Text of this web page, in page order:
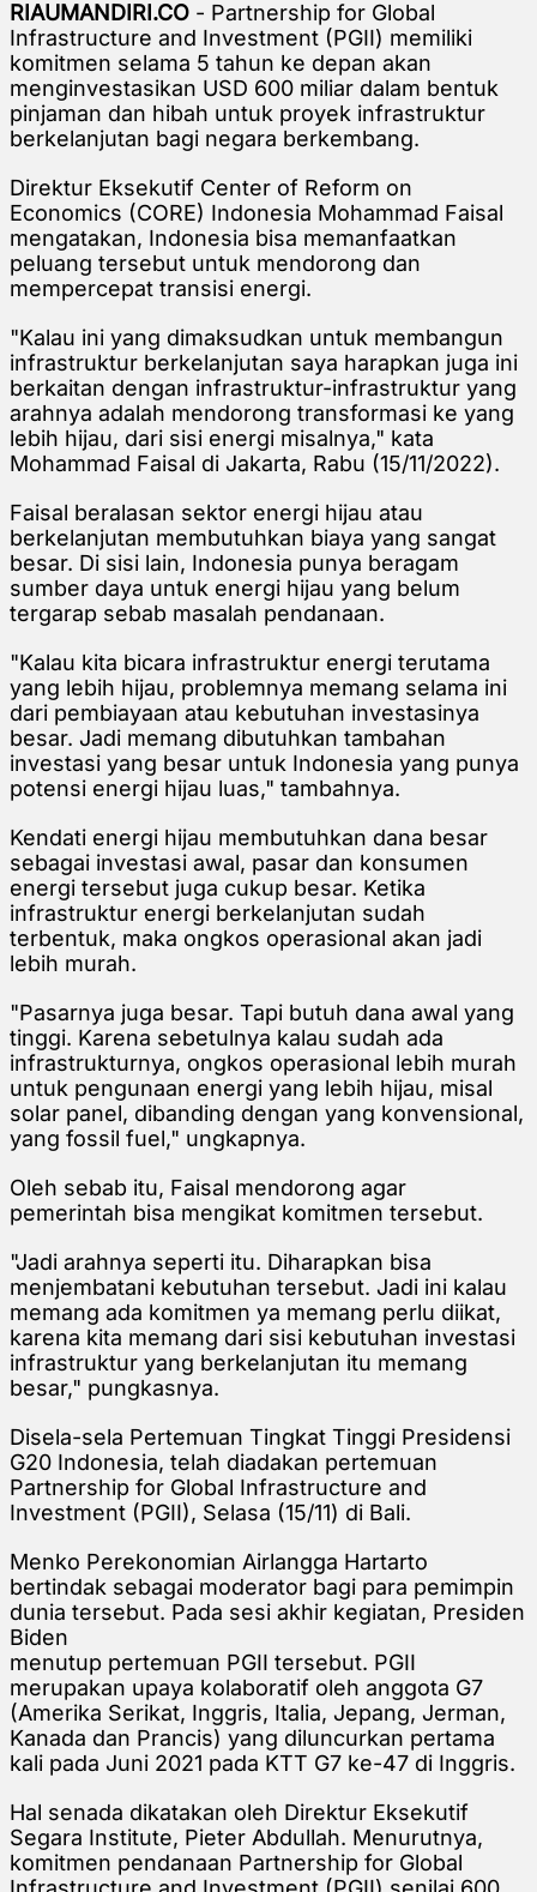
RIAUMANDIRI.CO - Partnership for Global
Infrastructure and Investment (PGII) memiliki
komitmen selama 5 tahun ke depan akan
menginvestasikan USD 600 miliar dalam bentuk
pinjaman dan hibah untuk proyek infrastruktur
berkelanjutan bagi negara berkembang.
Direktur Eksekutif Center of Reform on
Economics (CORE) Indonesia Mohammad Faisal
mengatakan, Indonesia bisa memanfaatkan
peluang tersebut untuk mendorong dan
mempercepat transisi energi.
"Kalau ini yang dimaksudkan untuk membangun
infrastruktur berkelanjutan saya harapkan juga ini
berkaitan dengan infrastruktur-infrastruktur yang
arahnya adalah mendorong transformasi ke yang
lebih hijau, dari sisi energi misalnya," kata
Mohammad Faisal di Jakarta, Rabu (15/11/2022).
Faisal beralasan sektor energi hijau atau
berkelanjutan membutuhkan biaya yang sangat
besar. Di sisi lain, Indonesia punya beragam
sumber daya untuk energi hijau yang belum
tergarap sebab masalah pendanaan.
"Kalau kita bicara infrastruktur energi terutama
yang lebih hijau, problemnya memang selama ini
dari pembiayaan atau kebutuhan investasinya
besar. Jadi memang dibutuhkan tambahan
investasi yang besar untuk Indonesia yang punya
potensi energi hijau luas," tambahnya.
Kendati energi hijau membutuhkan dana besar
sebagai investasi awal, pasar dan konsumen
energi tersebut juga cukup besar. Ketika
infrastruktur energi berkelanjutan sudah
terbentuk, maka ongkos operasional akan jadi
lebih murah.
"Pasarnya juga besar. Tapi butuh dana awal yang
tinggi. Karena sebetulnya kalau sudah ada
infrastrukturnya, ongkos operasional lebih murah
untuk pengunaan energi yang lebih hijau, misal
solar panel, dibanding dengan yang konvensional,
yang fossil fuel," ungkapnya.
Oleh sebab itu, Faisal mendorong agar
pemerintah bisa mengikat komitmen tersebut.
"Jadi arahnya seperti itu. Diharapkan bisa
menjembatani kebutuhan tersebut. Jadi ini kalau
memang ada komitmen ya memang perlu diikat,
karena kita memang dari sisi kebutuhan investasi
infrastruktur yang berkelanjutan itu memang
besar," pungkasnya.
Disela-sela Pertemuan Tingkat Tinggi Presidensi
G20 Indonesia, telah diadakan pertemuan
Partnership for Global Infrastructure and
Investment (PGII), Selasa (15/11) di Bali.
Menko Perekonomian Airlangga Hartarto
bertindak sebagai moderator bagi para pemimpin
dunia tersebut. Pada sesi akhir kegiatan, Presiden
Biden
menutup pertemuan PGII tersebut. PGII
merupakan upaya kolaboratif oleh anggota G7
(Amerika Serikat, Inggris, Italia, Jepang, Jerman,
Kanada dan Prancis) yang diluncurkan pertama
kali pada Juni 2021 pada KTT G7 ke-47 di Inggris.
Hal senada dikatakan oleh Direktur Eksekutif
Segara Institute, Pieter Abdullah. Menurutnya,
komitmen pendanaan Partnership for Global